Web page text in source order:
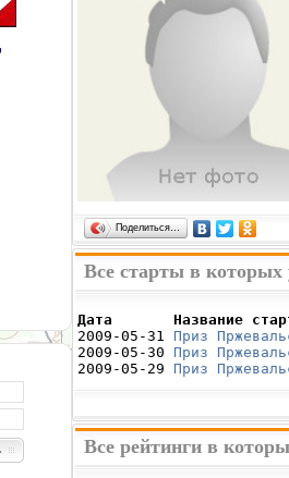
Поделиться…
Все старты в
Дата       Название
2009-05-31 Приз
2009-05-30 Приз
2009-05-29 Приз
Все рейтинги в